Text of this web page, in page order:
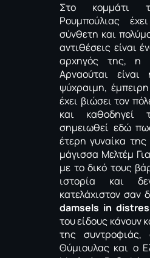
Στο κομμάτι
Ρουμπούλιας
σύνθετη και
αντιθέσεις είναι
αρχηγός της, η
Αρναούται
ψύχραιμη,
έχει βιώσει τον
και καθοδηγεί
σημειωθεί εδώ
έτερη γυναίκα
μάγισσα Μελτέμ
με το δικό τους
ιστορία και
κατελάχιστον σαν
damsels in
του είδους κάνουν
της συντροφιάς,
Θύμιουλας και ο